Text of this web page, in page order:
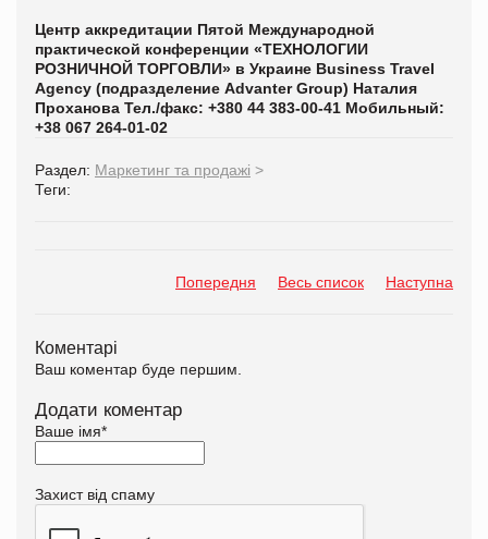
Центр аккредитации Пятой Международной
практической конференции «ТЕХНОЛОГИИ
РОЗНИЧНОЙ ТОРГОВЛИ» в Украине Business Travel
Agency (подразделение Advanter Group) Наталия
Проханова Тел./факс: +380 44 383-00-41 Мобильный:
+38 067 264-01-02
Раздел: Маркетинг та продажі >
Теги:
Попередня Весь список Наступна
Коментарі
Ваш коментар буде першим.
Додати коментар
Ваше імя*
Захист від спаму